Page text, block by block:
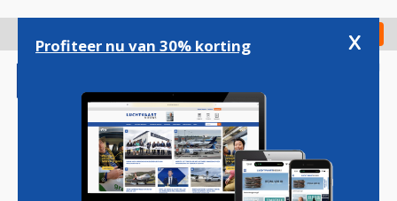
gaan
Check in
Profiteer nu van 30% korting x